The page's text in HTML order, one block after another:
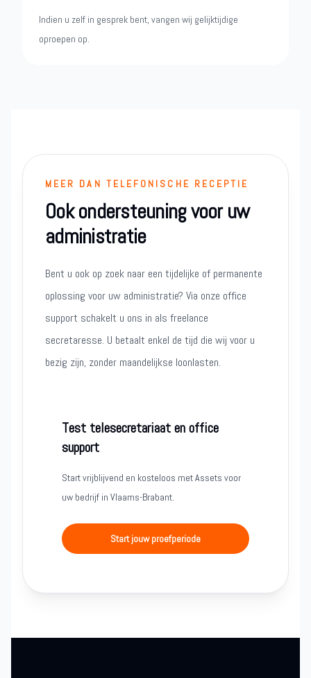
Indien u zelf in gesprek bent, vangen wij gelijktijdige
oproepen op.
MEER DAN TELEFONISCHE RECEPTIE
Ook ondersteuning voor uw
administratie
Bent u ook op zoek naar een tijdelijke of permanente
oplossing voor uw administratie? Via onze office
support schakelt u ons in als freelance
secretaresse. U betaalt enkel de tijd die wij voor u
bezig zijn, zonder maandelijkse loonlasten.
Test telesecretariaat en office
support
Start vrijblijvend en kosteloos met Assets voor
uw bedrijf in Vlaams-Brabant.
Start jouw proefperiode